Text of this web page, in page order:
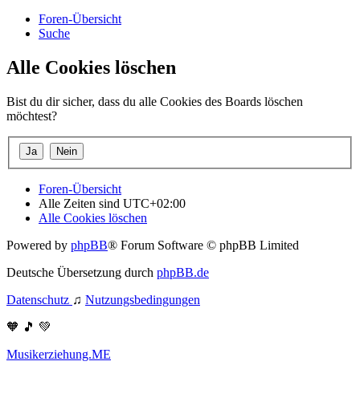
Foren-Übersicht
Suche
Alle Cookies löschen
Bist du dir sicher, dass du alle Cookies des Boards löschen
möchtest?
Foren-Übersicht
Alle Zeiten sind UTC+02:00
Alle Cookies löschen
Powered by phpBB® Forum Software © phpBB Limited
Deutsche Übersetzung durch phpBB.de
Datenschutz ♫ Nutzungsbedingungen
🧡 🎵 💚
Musikerziehung.ME